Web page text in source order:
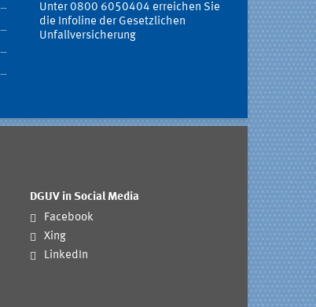
Unter 0800 6050404 erreichen Sie
die Infoline der Gesetzlichen
Unfallversicherung
DGUV in Social Media
Facebook
Xing
LinkedIn